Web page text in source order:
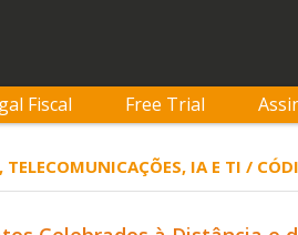
Fiscal Free Trial
TELECOMUNICAÇÕES, IA E TI /